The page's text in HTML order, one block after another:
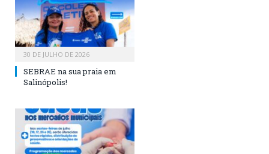
30 DE JULHO DE 2026
SEBRAE na sua praia em
Salinópolis!